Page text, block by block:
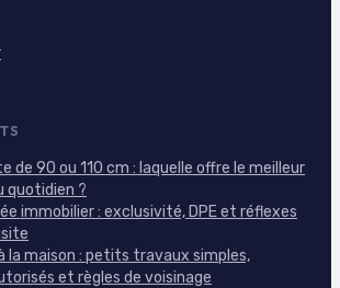
de 90 ou 110 cm : laquelle offre le meilleur
quotidien ?
immobilier : exclusivité, DPE et réflexes
la maison : petits travaux simples,
et règles de voisinage